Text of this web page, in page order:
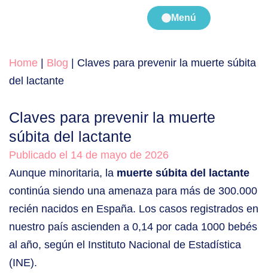
Menú
Home Blog
Claves para prevenir la muerte súbita
del lactante
Claves para prevenir la muerte
súbita del lactante
Publicado el 14 de mayo de 2026
Aunque minoritaria, la muerte súbita del lactante
continúa siendo una amenaza para más de 300.000
recién nacidos en España. Los casos registrados en
nuestro país ascienden a 0,14 por cada 1000 bebés
al año, según el Instituto Nacional de Estadística
(INE).